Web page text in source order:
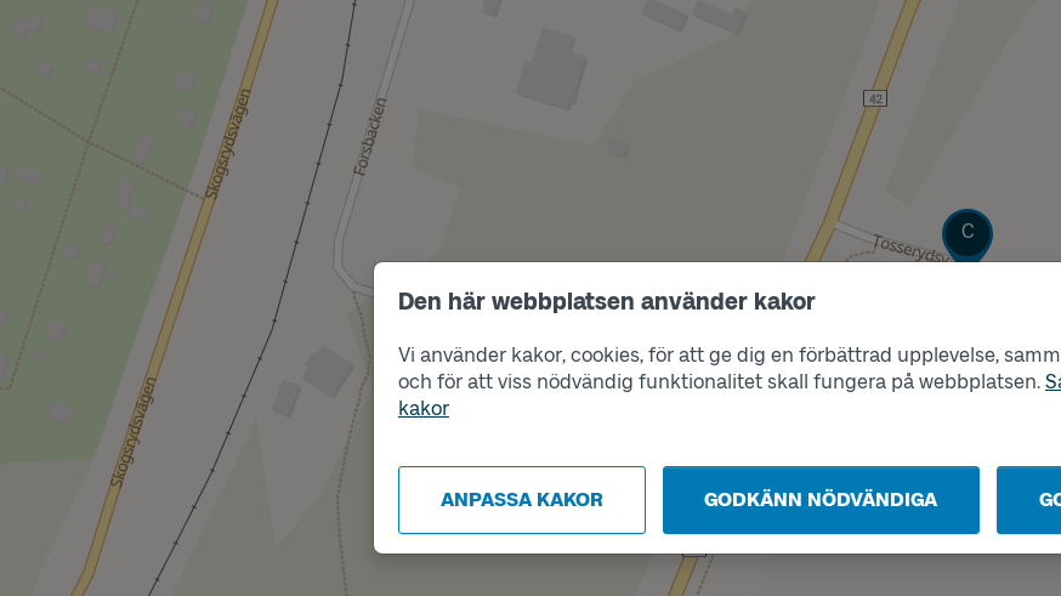
Den här webbplatsen använder kakor
Vi använder kakor, cookies, för att ge dig en förbättrad upplevelse,
och för att viss nödvändig funktionalitet skall fungera på webbplatsen.
kakor
ANPASSA KAKOR GODKÄNN NÖDVÄNDIGA
Läge
C